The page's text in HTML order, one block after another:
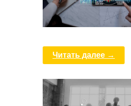
Читать далее →